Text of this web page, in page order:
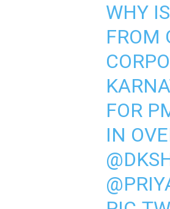
WHY
FROM
FOR
IN